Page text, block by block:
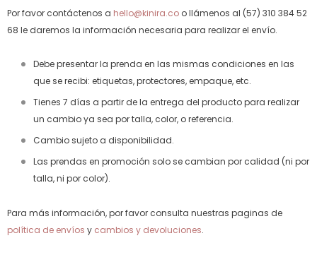
Por favor contáctenos a hello@kinira.co o llámenos al (57) 310 384 52
68 le daremos la información necesaria para realizar el envío.
Debe presentar la prenda en las mismas condiciones en las
que se recibi: etiquetas, protectores, empaque, etc.
Tienes 7 días a partir de la entrega del producto para realizar
un cambio ya sea por talla, color, o referencia.
Cambio sujeto a disponibilidad.
Las prendas en promoción solo se cambian por calidad (ni por
talla, ni por color).
Para más información, por favor consulta nuestras paginas de
política de envíos y cambios y devoluciones.